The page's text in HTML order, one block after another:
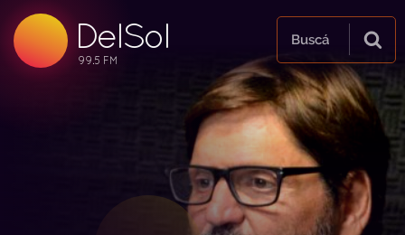
DelSol
99.5 FM
99.5 FM
99.5 FM
Buscá